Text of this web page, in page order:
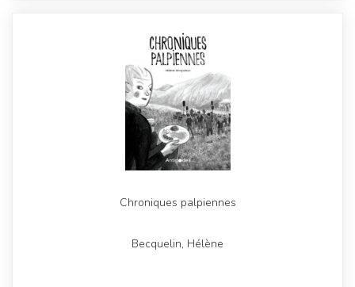
Chroniques palpiennes
Becquelin, Hélène